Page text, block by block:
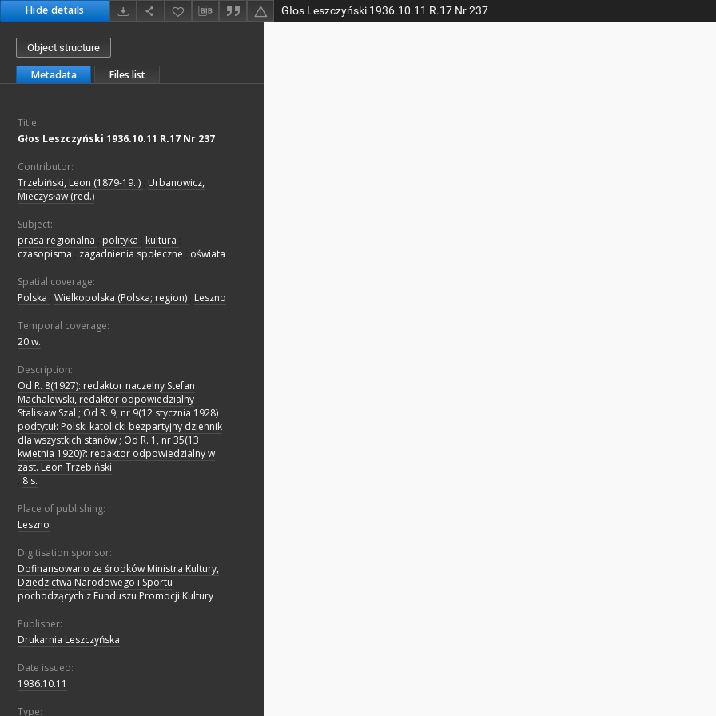
Hide details Głos Leszczyński 1936.10.11 R.17 Nr 237
Object structure
Metadata Files list
Title:
Głos Leszczyński 1936.10.11 R.17 Nr 237
Contributor:
Trzebiński, Leon (1879-19..) Urbanowicz,
Mieczysław (red.)
Subject:
prasa regionalna
polityka kultura
czasopisma
zagadnienia społeczne oświata
Spatial coverage:
Polska Wielkopolska (Polska; region) Leszno
Temporal coverage:
20 w.
Description:
Od R. 8(1927): redaktor naczelny Stefan
Machalewski, redaktor odpowiedzialny
Stalisław Szal ; Od R. 9, nr 9(12 stycznia 1928)
podtytuł: Polski katolicki bezpartyjny dziennik
dla wszystkich stanów ; Od R. 1, nr 35(13
kwietnia 1920)?: redaktor odpowiedzialny w
zast. Leon Trzebiński
8 s.
Place of publishing:
Leszno
Digitisation sponsor:
Dofinansowano ze środków Ministra Kultury,
Dziedzictwa Narodowego i Sportu
pochodzących z Funduszu Promocji Kultury
Publisher:
Drukarnia Leszczyńska
Date issued:
1936.10.11
Type: